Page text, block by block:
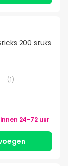
200 stuks
(1)
24-72 uur